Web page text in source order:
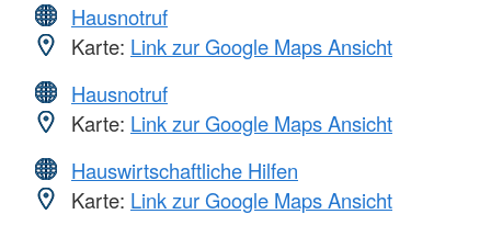
Hausnotruf
Karte: Link zur Google Maps Ansicht
Hausnotruf
Karte: Link zur Google Maps Ansicht
Hauswirtschaftliche Hilfen
Karte: Link zur Google Maps Ansicht